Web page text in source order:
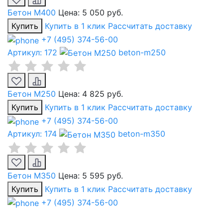
Бетон М400 Цена: 5 050 руб.
Купить
Купить в 1 клик Рассчитать доставку
+7 (495) 374-56-00
Артикул: 172
beton-m250
Бетон М250 Цена: 4 825 руб.
Купить
Купить в 1 клик Рассчитать доставку
+7 (495) 374-56-00
Артикул: 174
beton-m350
Бетон М350 Цена: 5 595 руб.
Купить
Купить в 1 клик Рассчитать доставку
+7 (495) 374-56-00